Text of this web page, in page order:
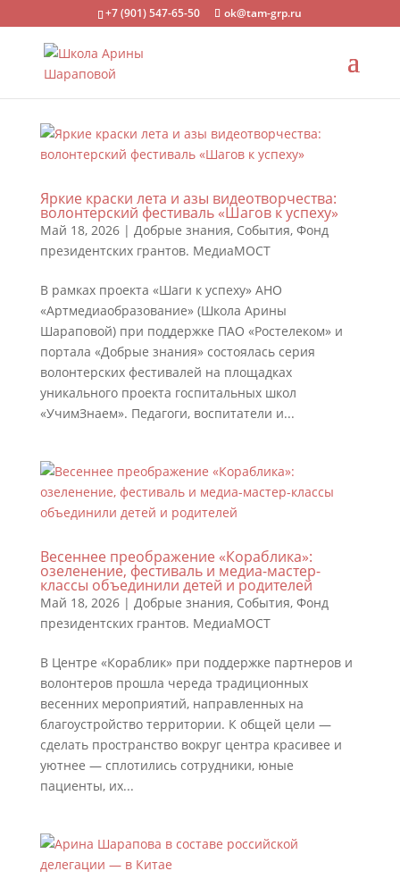
+7 (901) 547-65-50 ok@tam-grp.ru
Яркие краски лета и азы видеотворчества:
волонтерский фестиваль «Шагов к успеху»
Май 18, 2026| Добрые знания, События, Фонд
президентских грантов. МедиаМОСТ
В рамках проекта «Шаги к успеху» АНО
«Артмедиаобразование» (Школа Арины
Шараповой) при поддержке ПАО «Ростелеком» и
портала «Добрые знания» состоялась серия
волонтерских фестивалей на площадках
уникального проекта госпитальных школ
«УчимЗнаем». Педагоги, воспитатели и...
Весеннее преображение «Кораблика»:
озеленение, фестиваль и медиа-мастер-
классы объединили детей и родителей
Май 18, 2026| Добрые знания, События, Фонд
президентских грантов. МедиаМОСТ
В Центре «Кораблик» при поддержке партнеров и
волонтеров прошла череда традиционных
весенних мероприятий, направленных на
благоустройство территории. К общей цели —
сделать пространство вокруг центра красивее и
уютнее — сплотились сотрудники, юные
пациенты, их...